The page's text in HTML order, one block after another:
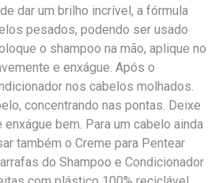
dar um brilho incrível, a fórmula
pesados, podendo ser usado
o shampoo na mão, aplique no
e enxágue. Após o
nos cabelos molhados.
concentrando nas pontas. Deixe
bem. Para um cabelo ainda
também o Creme para Pentear
do Shampoo e Condicionador